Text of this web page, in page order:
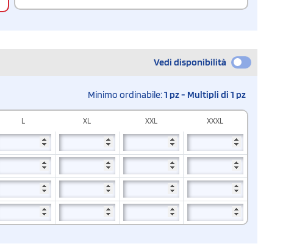
Vedi disponibilità
Minimo ordinabile:1 pz - Multipli di 1 pz
L XL XXL XXXL